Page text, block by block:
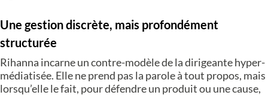
Une gestion discrète, mais profondément
structurée
Rihanna incarne un contre-modèle de la dirigeante hyper-
médiatisée. Elle ne prend pas la parole à tout propos, mais
lorsqu’elle le fait, pour défendre un produit ou une cause,